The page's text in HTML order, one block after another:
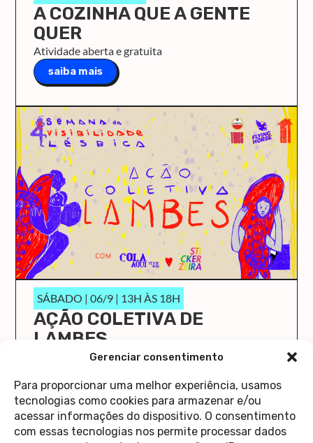
Gerenciar consentimento
Para proporcionar uma melhor experiência, usamos
tecnologias como cookies para armazenar e/ou
acessar informações do dispositivo. O consentimento
com essas tecnologias nos permite processar dados
A COZINHA QUE A GENTE
QUER
Atividade aberta e gratuita
saiba mais
SÁBADO | 06/9 | 13H ÀS 18H
AÇÃO COLETIVA DE
LAMBES
O Cola Aqui/Stick Here vai ocupar a Casa 1 de
saiba mais